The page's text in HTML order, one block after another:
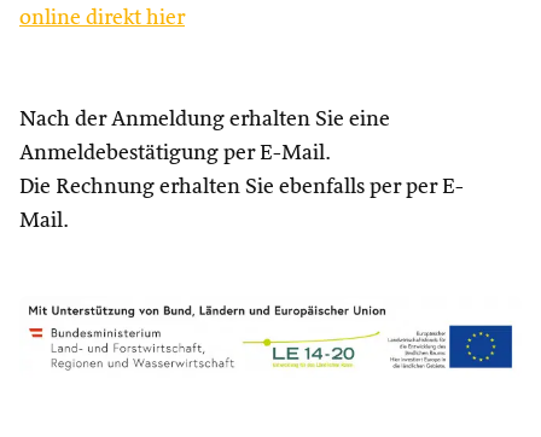
online direkt hier
Nach der Anmeldung erhalten Sie eine
Anmeldebestätigung per E-Mail.
Die Rechnung erhalten Sie ebenfalls per per E-
Mail.